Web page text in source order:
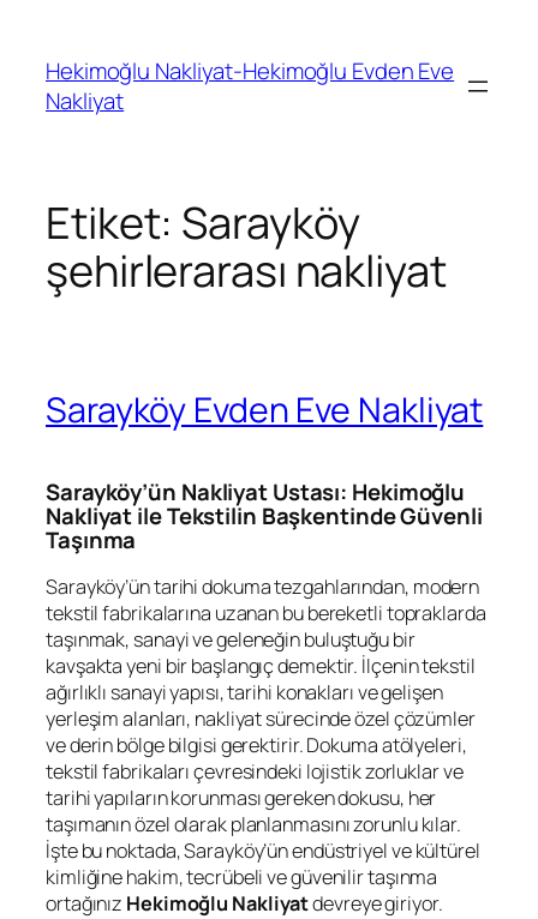
Hekimoğlu Nakliyat-Hekimoğlu Evden Eve
Nakliyat
Etiket: Sarayköy
şehirlerarası nakliyat
Sarayköy Evden Eve Nakliyat
Sarayköy’ün Nakliyat Ustası: Hekimoğlu
Nakliyat ile Tekstilin Başkentinde Güvenli
Taşınma
Sarayköy’ün tarihi dokuma tezgahlarından, modern
tekstil fabrikalarına uzanan bu bereketli topraklarda
taşınmak, sanayi ve geleneğin buluştuğu bir
kavşakta yeni bir başlangıç demektir. İlçenin tekstil
ağırlıklı sanayi yapısı, tarihi konakları ve gelişen
yerleşim alanları, nakliyat sürecinde özel çözümler
ve derin bölge bilgisi gerektirir. Dokuma atölyeleri,
tekstil fabrikaları çevresindeki lojistik zorluklar ve
tarihi yapıların korunması gereken dokusu, her
taşımanın özel olarak planlanmasını zorunlu kılar.
İşte bu noktada, Sarayköy’ün endüstriyel ve kültürel
kimliğine hakim, tecrübeli ve güvenilir taşınma
ortağınız Hekimoğlu Nakliyatdevreye giriyor.